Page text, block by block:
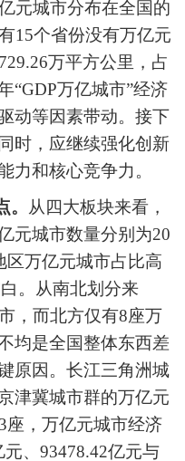
元城市分布在全国的
15个省份没有万亿元
万平方公里，占
“GDP万亿城市”经济
动等因素带动。接下
时，应继续强化创新
力和核心竞争力。
从四大板块来看，
元城市数量分别为20
区万亿元城市占比高
。从南北划分来
，而北方仅有8座万
均是全国整体东西差
原因。长江三角洲城
津冀城市群的万亿元
座，万亿元城市经济
、93478.42亿元与